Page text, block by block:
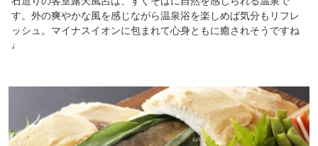
す。外の爽やかな風を感じながら温泉浴を楽しめば気分もリフレ
ッシュ。マイナスイオンに包まれて心身ともに癒されそうですね
♩